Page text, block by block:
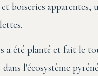
boiseries apparentes,
a été planté et fait le
l'écosystème